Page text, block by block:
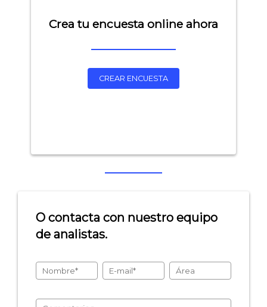
- Artículos destacados
- Consejos para tu encuesta
- Encuestas de NPS
- Encuestas de recursos humanos
- Inteligencia artificial
Crea tu encuesta online ahora
CREAR ENCUESTA
O contacta con nuestro equipo
de analistas.